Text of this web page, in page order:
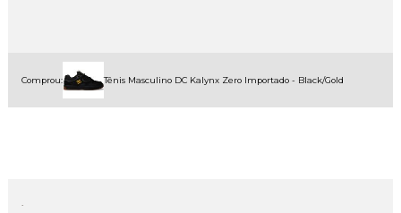
Comprou: Tênis Masculino DC Kalynx Zero Importado - Black/Gold
.